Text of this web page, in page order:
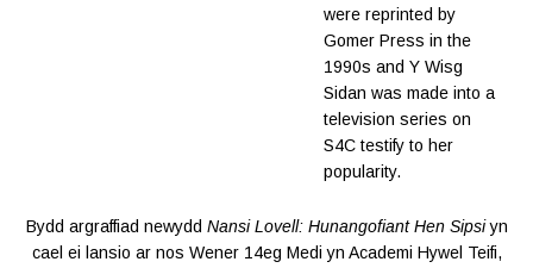
were reprinted by
Gomer Press in the
1990s and Y Wisg
Sidan was made into a
television series on
S4C testify to her
popularity.
Bydd argraffiad newydd Nansi Lovell: Hunangofiant Hen Sipsiyn
cael ei lansio ar nos Wener 14eg Medi yn Academi Hywel Teifi,